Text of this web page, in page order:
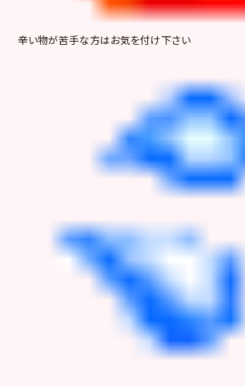
辛い物が苦手な方はお気を付け下さい